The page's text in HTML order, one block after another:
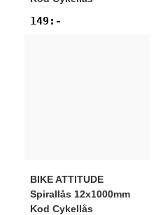
149 :-
BIKE ATTITUDE
Spirallås 12x1000mm
Kod Cykellås